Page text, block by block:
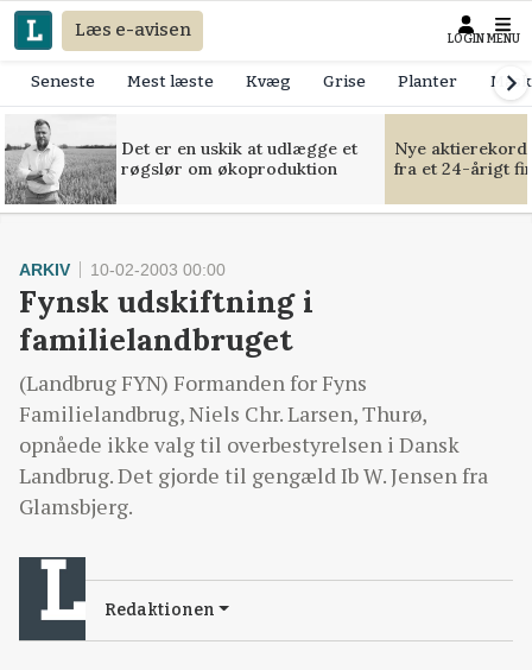
Læs e-avisen LOGIN MENU
Seneste Mest læste Kvæg Grise Planter
Det er en uskik at udlægge et
røgslør om økoproduktion
Nye
fra et 24-årigt
ARKIV 10-02-2003 00:00
Fynsk udskiftning i
familielandbruget
(Landbrug FYN) Formanden for Fyns
Familielandbrug, Niels Chr. Larsen, Thurø,
opnåede ikke valg til overbestyrelsen i Dansk
Landbrug. Det gjorde til gengæld Ib W. Jensen fra
Glamsbjerg.
Redaktionen